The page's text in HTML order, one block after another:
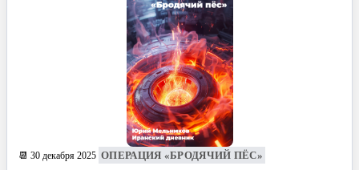
📆 30 декабря 2025 ОПЕРАЦИЯ «БРОДЯЧИЙ ПЁС»